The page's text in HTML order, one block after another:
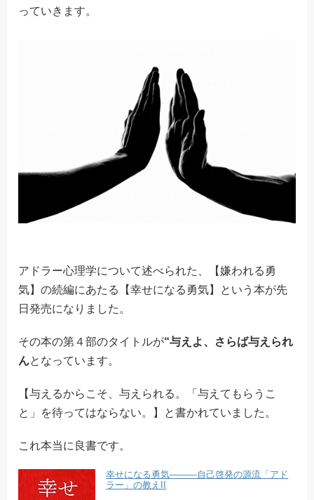
っていきます。
アドラー心理学について述べられた、【嫌われる勇
気】の続編にあたる【幸せになる勇気】という本が先
日発売になりました。
その本の第４部のタイトルが“与えよ、さらば与えられ
んとなっています。
【与えるからこそ、与えられる。「与えてもらうこ
と」を待ってはならない。】と書かれていました。
これ本当に良書です。
幸せになる勇気―――自己啓発の源流「アド
ラー」の教えII